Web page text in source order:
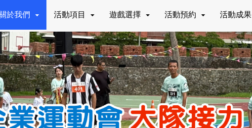
於我們 活動項目 遊戲選擇 活動預約 活動成果